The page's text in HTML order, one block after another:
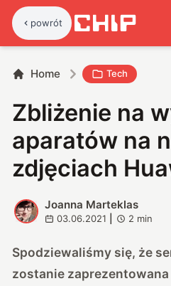
powrót
Home Tech
Zbliżenie na
aparatów na
zdjęciach
J
Joanna Marteklas
03.06.2021 2 min
Spodziewaliśmy się, że
zostanie